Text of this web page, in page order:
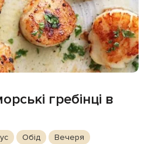
гребінці в
Обід Вечеря